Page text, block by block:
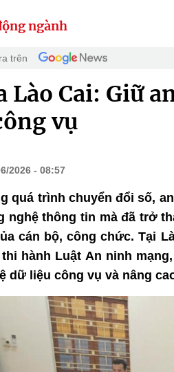
ngành
trên
Lào Cai: Giữ
vụ
2026 - 08:57
quá trình chuyển đổi số,
nghệ thông tin mà đã trở
cán bộ, công chức. Tại
hành Luật An ninh
dữ liệu công vụ và nâng